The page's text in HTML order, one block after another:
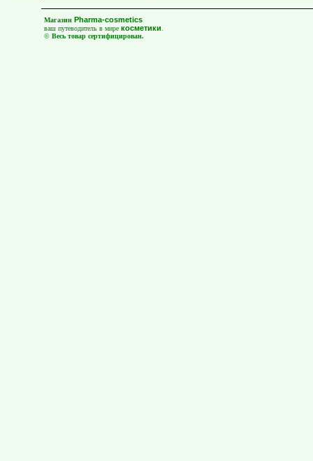
Магазин Pharma-cosmetics
ваш путеводитель в мире косметики
© Весь товар сертифицирован.